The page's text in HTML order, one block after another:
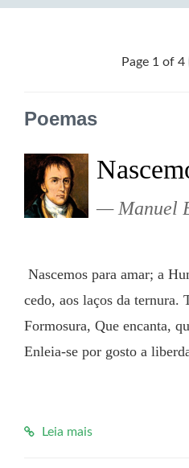
Page 1 of 4
Poemas
Manuel
cedo, aos laços da ternura.
Formosura, Que encanta,
Enleia-se por gosto a
Leia mais